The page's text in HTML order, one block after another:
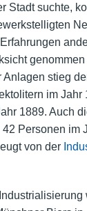
Stadt suchte,
stieg
im Jahr
1889. Auch
Personen im
von der